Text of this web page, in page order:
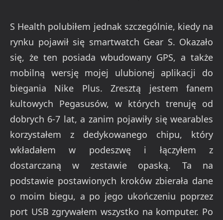
S Health polubiłem jednak szczególnie, kiedy na
rynku pojawił się smartwatch Gear S. Okazało
się, że ten posiada wbudowany GPS, a także
mobilną wersję mojej ulubionej aplikacji do
biegania Nike Plus. Zresztą jestem fanem
kultowych Pegasusów, w których trenuję od
dobrych 6-7 lat, a zanim pojawiły się wearables
korzystałem z dedykowanego chipu, który
wkładałem w podeszwę i łączyłem z
dostarczaną w zestawie opaską. Ta na
podstawie postawionych kroków zbierała dane
o moim biegu, a po jego ukończeniu poprzez
port USB zgrywałem wszystko na komputer. Po